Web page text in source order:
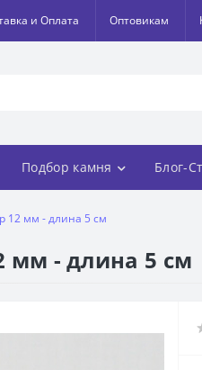
и Оплата Оптовикам
Подбор камня Блог-
12 мм - длина 5 см
мм - длина 5 см